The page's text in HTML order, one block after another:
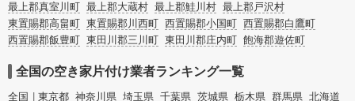
最上郡真室川町 最上郡大蔵村 最上郡鮭川村 最上郡戸沢村
東置賜郡高畠町 東置賜郡川西町 西置賜郡小国町 西置賜郡白鷹町
西置賜郡飯豊町 東田川郡三川町 東田川郡庄内町 飽海郡遊佐町
全国の空き家片付け業者ランキング一覧
全国 東京都 神奈川県 埼玉県 千葉県 茨城県 栃木県 群馬県 北海道